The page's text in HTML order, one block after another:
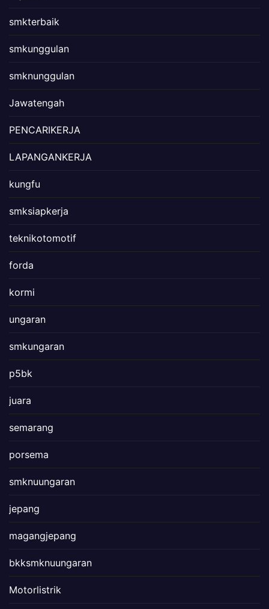
smkterbaik
smkunggulan
smknunggulan
Jawatengah
PENCARIKERJA
LAPANGANKERJA
kungfu
smksiapkerja
teknikotomotif
forda
kormi
ungaran
smkungaran
p5bk
juara
semarang
porsema
smknuungaran
jepang
magangjepang
bkksmknuungaran
Motorlistrik